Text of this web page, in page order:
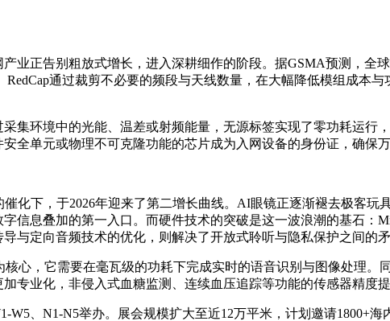
业正告别粗放式增长，进入深耕细作的阶段。据GSMA预测，全
通过裁剪不必要的频段与天线数量，在大幅降低模组成本
集环境中的光能、温差或射频能量，无源标签实现了零功耗运行
全单元或物理不可克隆功能的芯片成为入网设备的身份证，确保
化下，于2026年迎来了第二增长曲线。AI眼镜正逐渐褪去极客玩
信息叠加的第一入口。而硬件技术的突破是这一波浪潮的基石：
与定向音频技术的优化，则解决了开放式聆听与隐私保护之间的矛
心，它需要在毫瓦级的功耗下完成实时的语音识别与图像处理。
专业化，非侵入式血糖监测、连续血压追踪等功能的传感器精度
W5、N1-N5举办。展会规模扩大至近12万平米，计划邀请1800+